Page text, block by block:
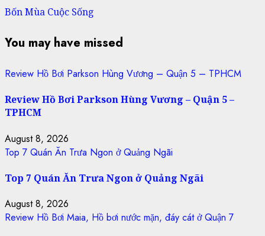
Bốn Mùa Cuộc Sống
You may have missed
Review Hồ Bơi Parkson Hùng Vương – Quận 5 – TPHCM
Review Hồ Bơi Parkson Hùng Vương – Quận 5 –
TPHCM
August 8, 2026
Top 7 Quán Ăn Trưa Ngon ở Quảng Ngãi
Top 7 Quán Ăn Trưa Ngon ở Quảng Ngãi
August 8, 2026
Review Hồ Bơi Maia, Hồ bơi nước mặn, đáy cát ở Quận 7